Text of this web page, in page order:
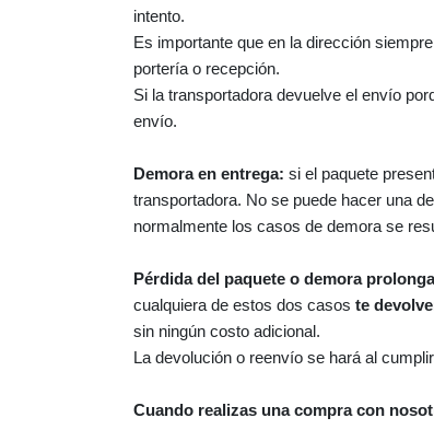
intento.
Es importante que en la dirección
portería o recepción.
Si la transportadora devuelve el envío
envío.
Demora en entrega: si el paquete
transportadora. No se puede hacer una
normalmente los casos de demora se
Pérdida del paquete o demora
cualquiera de estos dos casos te
sin ningún costo adicional.
La devolución o reenvío se hará al
Cuando realizas una compra con